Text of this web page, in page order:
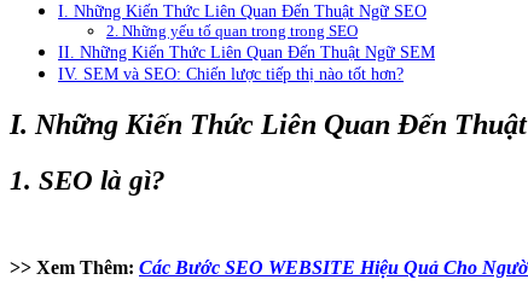
I. Những Kiến Thức Liên Quan Đến Thuật Ngữ SEO
2. Những yếu tố quan trong trong SEO
II. Những Kiến Thức Liên Quan Đến Thuật Ngữ SEM
IV. SEM và SEO: Chiến lược tiếp thị nào tốt hơn?
I. Những Kiến Thức Liên Quan Đến
1. SEO là gì?
>> Xem Thêm: Các Bước SEO WEBSITE Hiệu Quả Cho